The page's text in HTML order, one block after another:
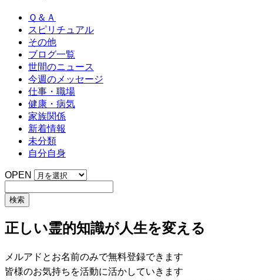
Ｑ＆Ａ
スピリチュアル
その他
ブログ一覧
世間のニュース
今週のメッセージ
仕事・職場
健康・病気
家族関係
新着情報
未分類
自分自身
OPEN
正しい霊的知識が人生を変える
メルアドとお名前のみで無料登録できます
皆様のお気持ちを活動に活かしていきます